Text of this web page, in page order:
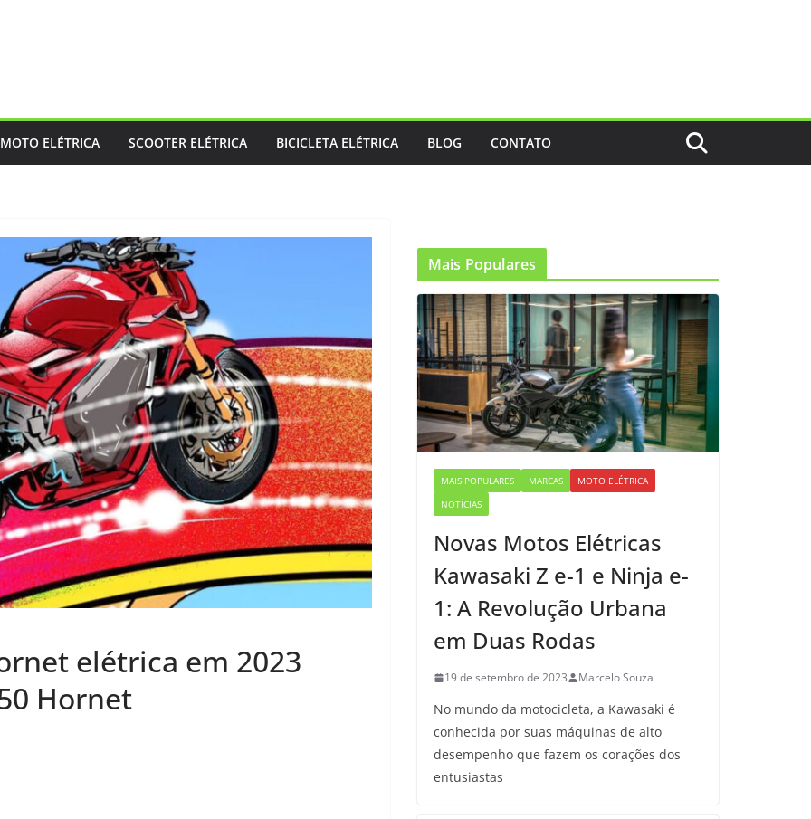
MOTO ELÉTRICA SCOOTER ELÉTRICA BICICLETA ELÉTRICA BLOG CONTATO
elétrica em 2023
Hornet
Mais Populares
MAIS POPULARES MARCAS
MOTO ELÉTRICA
NOTÍCIAS
Novas Motos Elétricas
Kawasaki Z e-1 e Ninja e-
1: A Revolução Urbana
em Duas Rodas
19 de setembro de 2023 Marcelo Souza
No mundo da motocicleta, a Kawasaki é
conhecida por suas máquinas de alto
desempenho que fazem os corações dos
entusiastas